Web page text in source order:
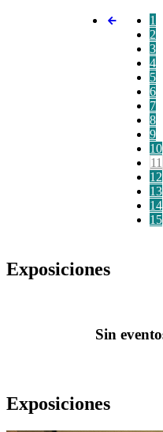
1
2
3
4
5
6
7
8
9
10
11
12
13
14
15
Exposiciones
Sin
Exposiciones